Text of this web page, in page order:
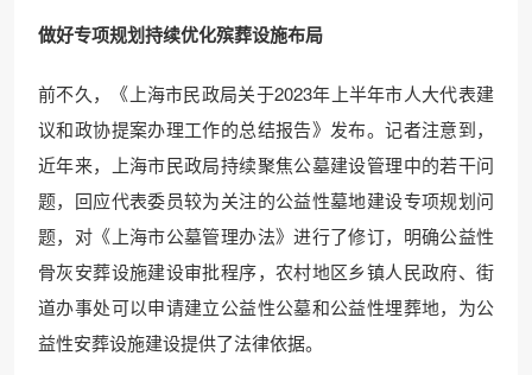
做好专项规划持续优化殡葬设施布局
前不久，《上海市民政局关于2023年上半年市人大代表建
议和政协提案办理工作的总结报告》发布。记者注意到，
近年来，上海市民政局持续聚焦公墓建设管理中的若干问
题，回应代表委员较为关注的公益性墓地建设专项规划问
题，对《上海市公墓管理办法》进行了修订，明确公益性
骨灰安葬设施建设审批程序，农村地区乡镇人民政府、街
道办事处可以申请建立公益性公墓和公益性埋葬地，为公
益性安葬设施建设提供了法律依据。